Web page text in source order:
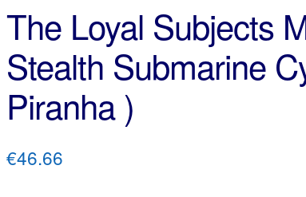
The Loyal Subjects
Stealth Submarine
Piranha )
€46.66